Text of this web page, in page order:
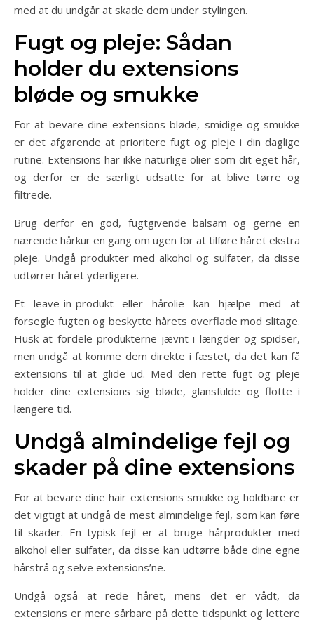
med at du undgår at skade dem under stylingen.
Fugt og pleje: Sådan
holder du extensions
bløde og smukke
For at bevare dine extensions bløde, smidige og smukke
er det afgørende at prioritere fugt og pleje i din daglige
rutine. Extensions har ikke naturlige olier som dit eget hår,
og derfor er de særligt udsatte for at blive tørre og
filtrede.
Brug derfor en god, fugtgivende balsam og gerne en
nærende hårkur en gang om ugen for at tilføre håret ekstra
pleje. Undgå produkter med alkohol og sulfater, da disse
udtørrer håret yderligere.
Et leave-in-produkt eller hårolie kan hjælpe med at
forsegle fugten og beskytte hårets overflade mod slitage.
Husk at fordele produkterne jævnt i længder og spidser,
men undgå at komme dem direkte i fæstet, da det kan få
extensions til at glide ud. Med den rette fugt og pleje
holder dine extensions sig bløde, glansfulde og flotte i
længere tid.
Undgå almindelige fejl og
skader på dine extensions
For at bevare dine hair extensions smukke og holdbare er
det vigtigt at undgå de mest almindelige fejl, som kan føre
til skader. En typisk fejl er at bruge hårprodukter med
alkohol eller sulfater, da disse kan udtørre både dine egne
hårstrå og selve extensions’ne.
Undgå også at rede håret, mens det er vådt, da
extensions er mere sårbare på dette tidspunkt og lettere